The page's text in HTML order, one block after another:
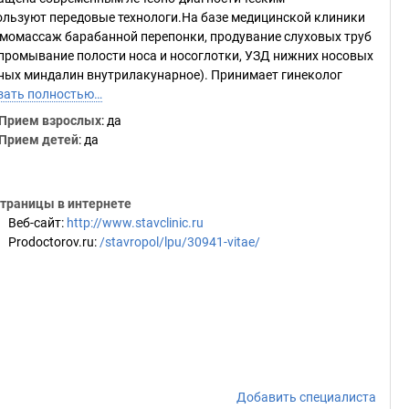
передовые технологи.На базе медицинской клиники
барабанной перепонки, продувание слуховых труб
полости носа и носоглотки, УЗД нижних носовых
миндалин внутрилакунарное). Принимает гинеколог
полностью…
взрослых: да
детей: да
в интернете
Веб-сайт: http://www.stavclinic.ru
Prodoctorov.ru: /stavropol/lpu/30941-vitae/
Добавить специалиста